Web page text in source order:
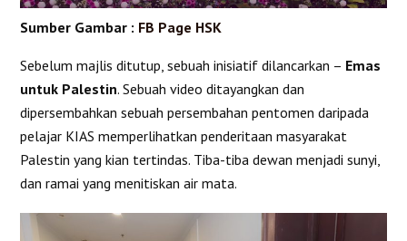
Sumber Gambar : FB Page HSK
Sebelum majlis ditutup, sebuah inisiatif dilancarkan – Emas
untuk Palestin. Sebuah video ditayangkan dan
dipersembahkan sebuah persembahan pentomen daripada
pelajar KIAS memperlihatkan penderitaan masyarakat
Palestin yang kian tertindas. Tiba-tiba dewan menjadi sunyi,
dan ramai yang menitiskan air mata.